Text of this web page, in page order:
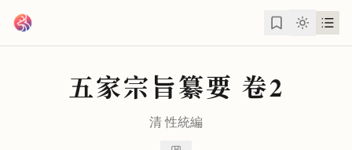
五家宗旨纂要 卷2
清性統編